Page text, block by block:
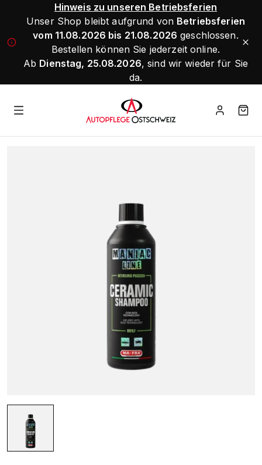
Hinweis zu unseren Betriebsferien
Unser Shop bleibt aufgrund von Betriebsferien
vom 11.08.2026 bis 21.08.2026 geschlossen.
Bestellen können Sie jederzeit online.
Ab Dienstag, 25.08.2026, sind wir wieder für Sie
da.